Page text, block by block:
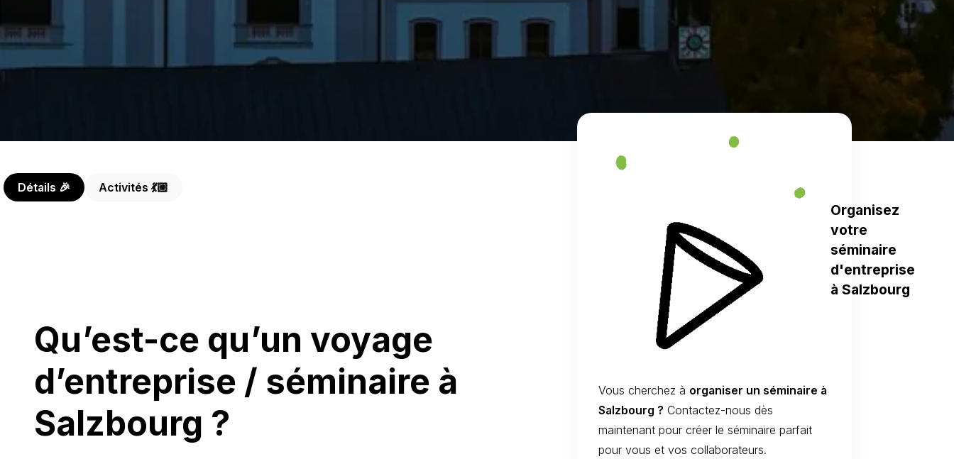
Détails 🎉 Activités 💃🏼
Qu’est-ce qu’un voyage
d’entreprise / séminaire à
Salzbourg ?
Organisez
votre
séminaire
d'entreprise
à Salzbourg
Vous cherchez à organiser un séminaire à
Salzbourg ? Contactez-nous dès
maintenant pour créer le séminaire parfait
pour vous et vos collaborateurs.